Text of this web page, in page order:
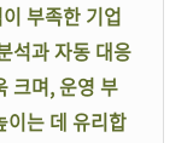
부족한 기업
석과 자동 대응
크며, 운영 부
이는 데 유리합